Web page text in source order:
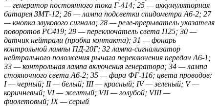
— генератор постоянного тока Г-414; 25 — аккумуляторная
батарея ЗМТ-12; 26 — лампа подсветки спидометра А6-2; 27
— кнопка звукового сигнала; 28 — реле-прерыватель указателя
поворотов РС419; 29 — переключатель света П25; 30 —
датчик нейтрали (пробка контакта); 31 — фонарь
контрольной лампы ПД-20Г; 32 лампа-сигнализатор
нейтрального положения рычага переключения передач А6-1;
33 — контрольная лампа включения генератора; 34 — лампа
стояночного света А6-2; 35 — фара ФГ-116; цвета проводов:
I — черный; II — белый; III — красный; IV — зеленый; V —
коричневый; VI — желтый; VII — голубой; VIII —
фиолетовый; IX — серый